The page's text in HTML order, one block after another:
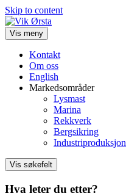
Skip to content
Vis meny
Kontakt
Om oss
English
Markedsområder
Lysmast
Marina
Rekkverk
Bergsikring
Industriproduksjon
Vis søkefelt
Hva leter du etter?